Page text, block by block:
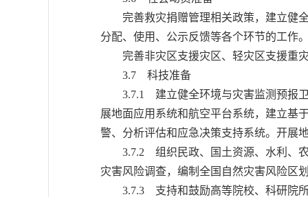
完善救灾捐赠管理相关政策，建立健全
分配、使用、公示反馈等各个环节的工作
完善非灾区支援灾区、轻灾区支援重灾
3.7 科技准备
3.7.1 建立健全环境与灾害监测预报卫
展地面应用系统和航空平台系统，建立基
警、分析评估和应急决策支持系统。开展
3.7.2 组织民政、国土资源、水利、农
灾害风险调查，编制全国自然灾害风险区
3.7.3 支持和鼓励高等院校、科研院所